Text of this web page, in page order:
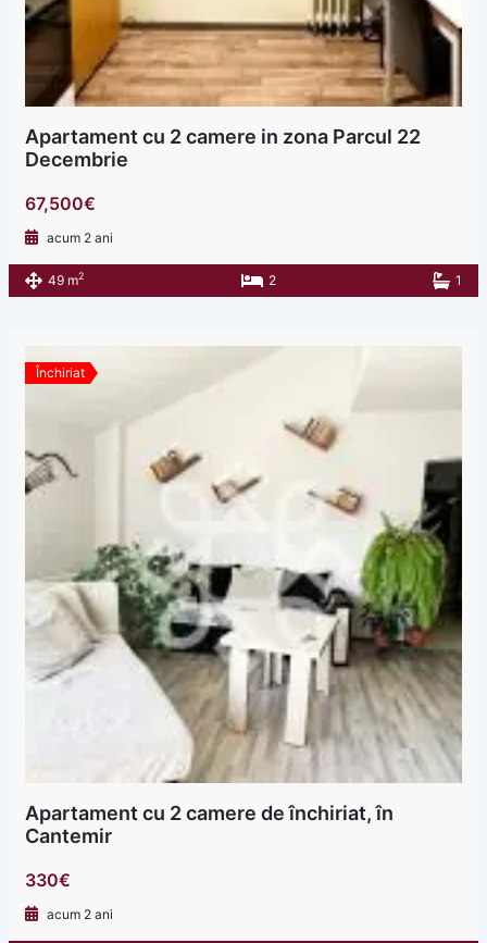
Apartament cu 2 camere in zona Parcul 22
Decembrie
67,500€
acum 2 ani
49 m2 2 1
Închiriat
Apartament cu 2 camere de închiriat, în
Cantemir
330€
acum 2 ani